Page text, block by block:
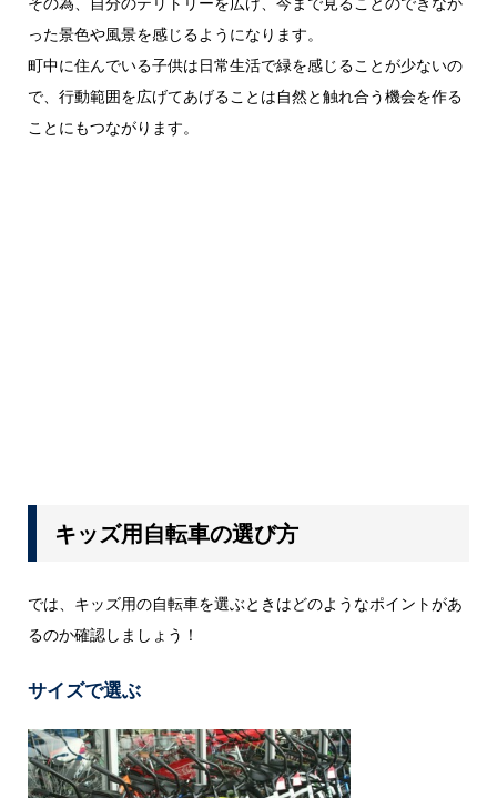
った景色や風景を感じるようになります。
町中に住んでいる子供は日常生活で緑を感じることが少ないの
で、行動範囲を広げてあげることは自然と触れ合う機会を作る
ことにもつながります。
キッズ用自転車の選び方
では、キッズ用の自転車を選ぶときはどのようなポイントがあ
るのか確認しましょう！
サイズで選ぶ